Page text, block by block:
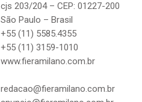
cjs 203/204 – CEP: 01227-200
São Paulo – Brasil
+55 (11) 5585.4355
+55 (11) 3159-1010
www.fieramilano.com.br
redacao@fieramilano.com.br